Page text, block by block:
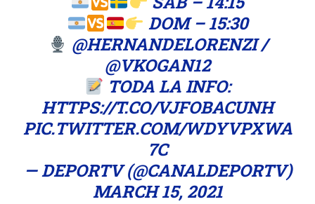
DOM – 15:30
@HERNANDELORENZI/
@VKOGAN12
TODA LA INFO:
HTTPS://T.CO/VJFOBACUNH
PIC.TWITTER.COM/WDYVPXWA
7C
— DEPORTV (@CANALDEPORTV)
MARCH 15, 2021